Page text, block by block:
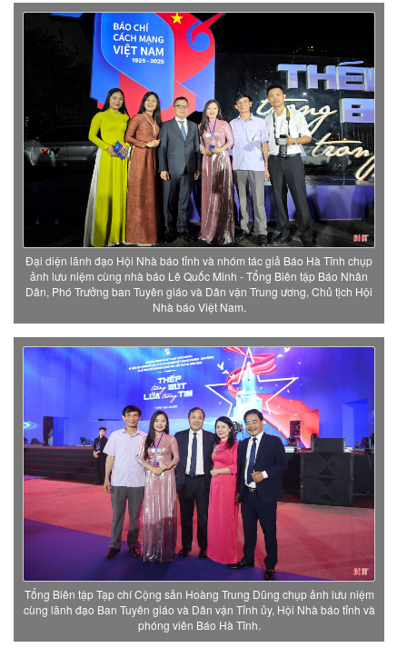
Đại diện lãnh đạo Hội Nhà báo tỉnh và nhóm tác giả Báo Hà Tĩnh chụp
ảnh lưu niệm cùng nhà báo Lê Quốc Minh - Tổng Biên tập Báo Nhân
Dân, Phó Trưởng ban Tuyên giáo và Dân vận Trung ương, Chủ tịch Hội
Nhà báo Việt Nam.
Tổng Biên tập Tạp chí Cộng sản Hoàng Trung Dũng chụp ảnh lưu niệm
cùng lãnh đạo Ban Tuyên giáo và Dân vận Tỉnh ủy, Hội Nhà báo tỉnh và
phóng viên Báo Hà Tĩnh.